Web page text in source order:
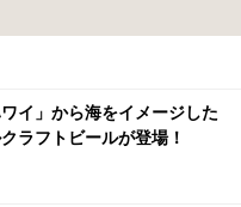
ワイ」から海をイメージした
ラフトビールが登場！